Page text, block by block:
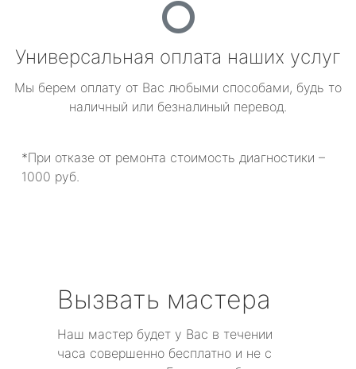
Универсальная оплата наших услуг
Мы берем оплату от Вас любыми способами, будь то
наличный или безналиный перевод.
*При отказе от ремонта стоимость диагностики –
1000 руб.
Вызвать мастера
Наш мастер будет у Вас в течении
часа совершенно бесплатно и не с